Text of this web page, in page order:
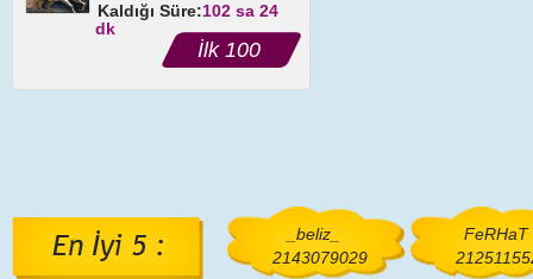
Kaldığı Süre:102 sa 24
dk
İlk 100
_beliz_
2143079029
FeRHaT